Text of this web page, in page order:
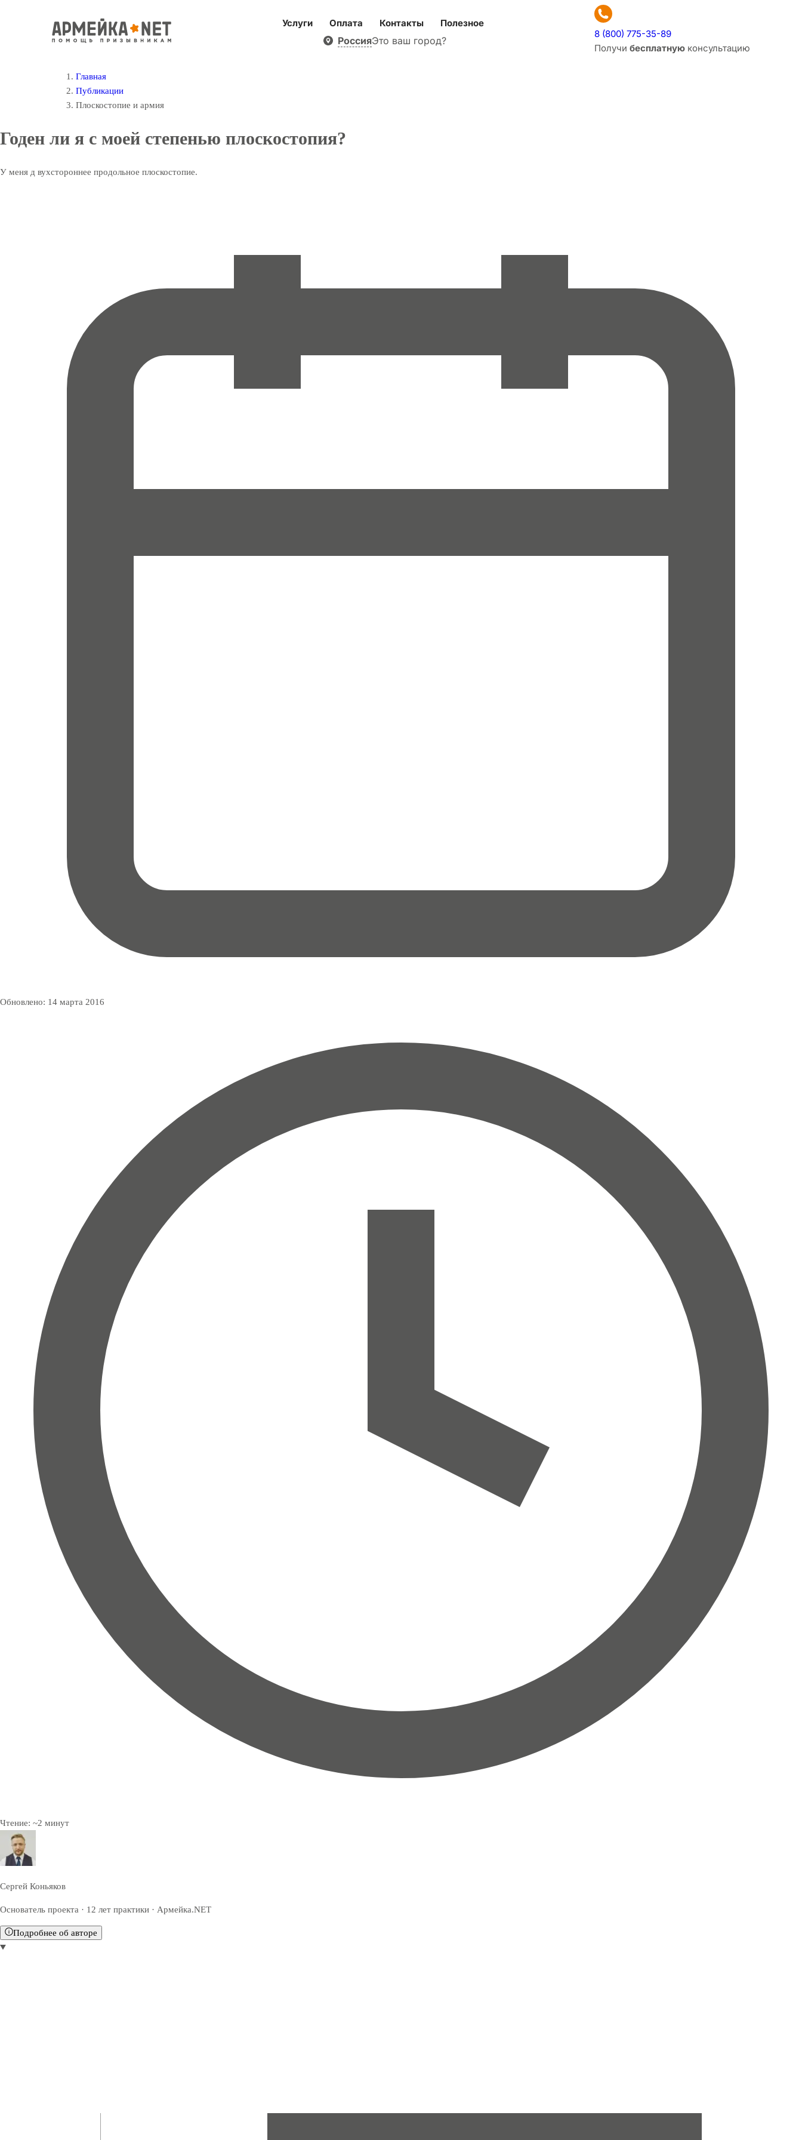
Услуги Оплата Контакты Полезное
РоссияЭто ваш город?
8 (800) 775-35-89
Получи бесплатную консультацию
Главная
Публикации
Плоскостопие и армия
Годен ли я с моей степенью плоскостопия?
У меня д вухстороннее продольное плоскостопие.
Обновлено: 14 марта 2016
Чтение: ~2 минут
Сергей Коньяков
Основатель проекта · 12 лет практики · Армейка.NET
Подробнее об авторе